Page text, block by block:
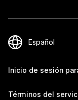
Inicio de sesión
Términos del